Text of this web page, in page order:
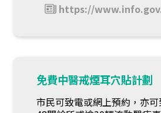
https://
免費中醫戒煙耳穴貼計劃
市民可致電或網上預約，亦